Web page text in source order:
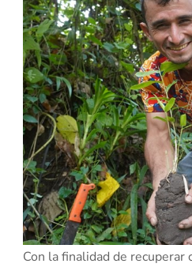
Con la finalidad de recuperar